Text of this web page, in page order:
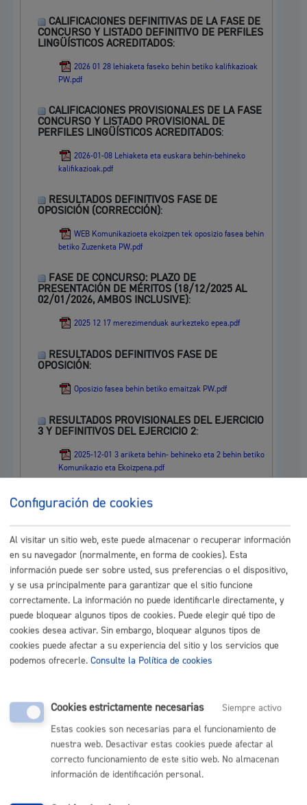
CALIFICACIONES DEFINITIVAS DE LA FASE DE
CONCURSO Y LISTADO DEFINITIVO DE PERFILES
LINGÜÍSTICOS ACREDITADOS:
2026 01 28 lehiaketa faseko behin betiko kalifikazioak
PW.pdf
CALIFICACIONES PROVISIONALES DE LA FASE
CONCURSO Y LISTADO PROVISIONAL DE
PERFILES LINGÜÍSTICOS ACREDITADOS:
2026-01-08 Lehiaketa eta euskara behin-behineko
kalifikazioak.pdf
RESULTADOS DEFINITIVOS FASE DE
OPOSICIÓN (CORRECCIÓN):
WEB Komunikazioeta ekoizpen tek oposizio fasea behin
betiko Zuzenketa PW.pdf
FASE DE CONCURSO: PLAZO DE
PRESENTACIÓN DE MÉRITOS (18/12/2025 AL
02/01/2026, AMBOS INCLUSIVE):
2025 12 17 merezimenduak aurkezteko epea.pdf
RESULTADOS DEFINITIVOS FASE DE
OPOSICIÓN:
Oposizio fasea behin betiko emaitzak PW.pdf
RESULTADOS PROVISIONALES DEL EJERCICIO
3 Y DEFINITIVOS DEL EJERCICIO 2:
2025-12-01 3 ariketa behin- behineko eta 2 behin betiko
Komunikazio eta Ekoizpena.pdf
EJERCICIO 3: CRITERIOS DE CALIFICACIÓN
CONVOCATORIA EJERCICIO 3. NÚMERO Y TIPO
DE LAS PRUEBAS. INFORMACIÓN SOBRE EL
EJERCICIO.:
3 Ariketa Deialdia eta proben kopurua eta mota
komunikazio eta ekoizpen teknikaria.pdf
RESULTADOS PROVISIONALES DEL EJERCICIO
2 (CORRECCIÓN DE ERRORES)
20250930 2 ariketa behin-behineko emaitzak PW.pdf
Configuración de cookies
Al visitar un sitio web, este puede almacenar o recuperar información
en su navegador (normalmente, en forma de cookies). Esta
información puede ser sobre usted, sus preferencias o el dispositivo,
y se usa principalmente para garantizar que el sitio funcione
correctamente. La información no puede identificarle directamente, y
puede bloquear algunos tipos de cookies. Puede elegir qué tipo de
cookies desea activar. Sin embargo, bloquear algunos tipos de
cookies puede afectar a su experiencia del sitio y los servicios que
podemos ofrecerle. Consulte la Política de cookies
Cookies estrictamente necesarias
Siempre activo
Estas cookies son necesarias para el funcionamiento de
nuestra web. Desactivar estas cookies puede afectar al
correcto funcionamiento de este sitio web. No almacenan
información de identificación personal.